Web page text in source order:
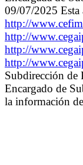
09/07/2025
http://
http://
http://
http://
Subdirección de
Encargado de
la información